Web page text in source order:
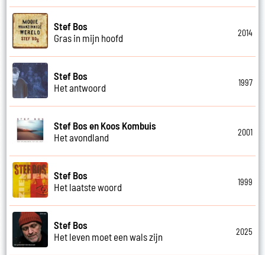
Stef Bos
Gras in mijn hoofd
2014
Stef Bos
Het antwoord
1997
Stef Bos en Koos Kombuis
Het avondland
2001
Stef Bos
Het laatste woord
1999
Stef Bos
Het leven moet een wals zijn
2025